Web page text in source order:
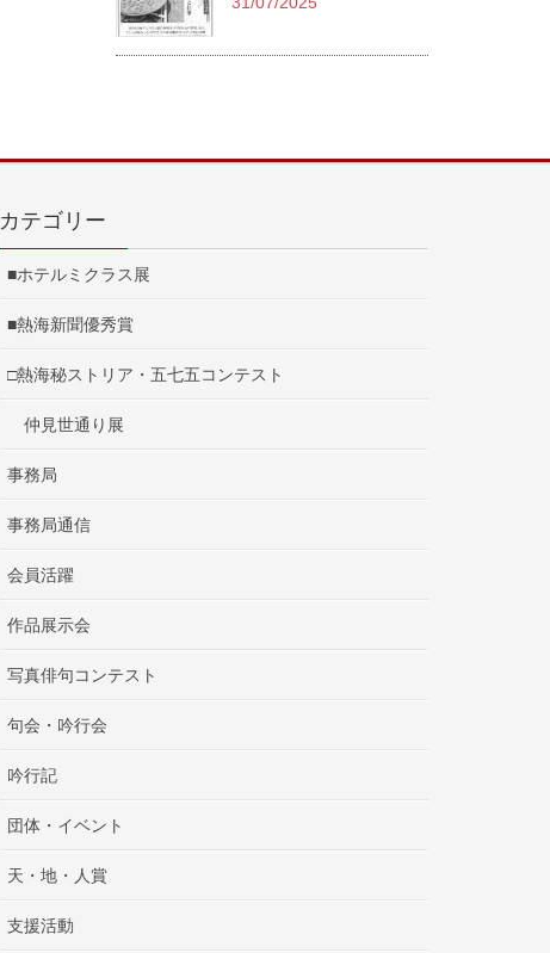
カテゴリー
■ホテルミクラス展
■熱海新聞優秀賞
□熱海秘ストリア・五七五コンテスト
仲見世通り展
事務局
事務局通信
会員活躍
作品展示会
写真俳句コンテスト
句会・吟行会
吟行記
団体・イベント
天・地・人賞
支援活動